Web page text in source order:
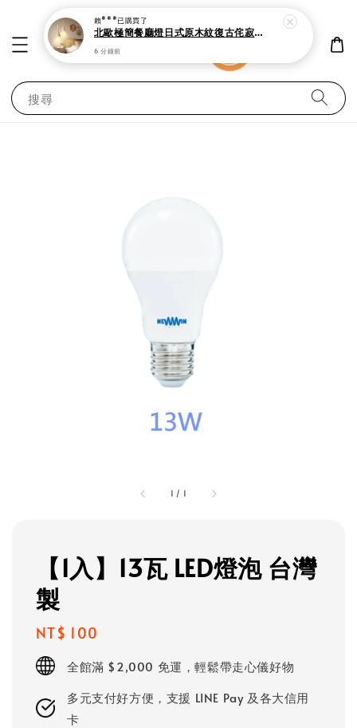
搜尋
1 / 1
【1入】13瓦 LED燈泡 台灣
製
Regular
price
NT$ 100
全館滿 $2,000 免運，輕鬆帶走心儀好物
多元支付好方便，支援 LINE Pay 及各大信用
卡
賴***已購買了
北歐極簡餐廳燈日式原木紋復古侘寂吊燈
6 分鐘前